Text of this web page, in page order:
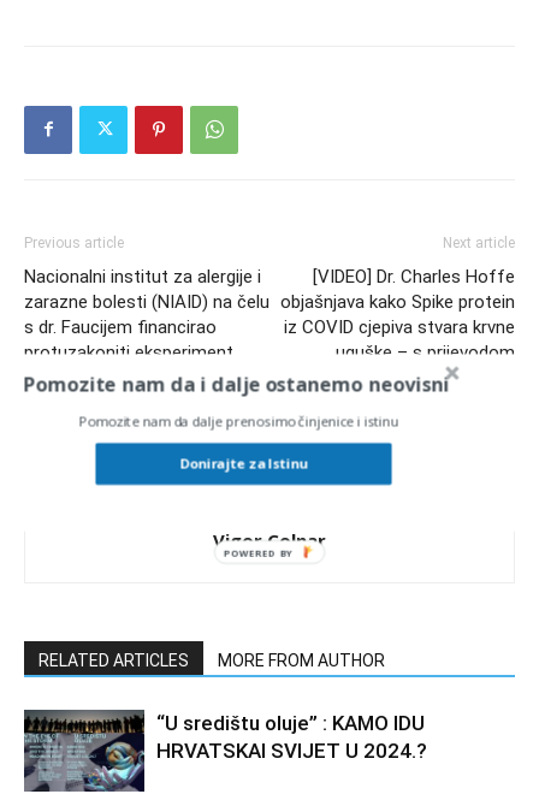
Previous article
Nacionalni institut za alergije i
zarazne bolesti (NIAID) na čelu
s dr. Faucijem financirao
protuzakoniti eksperiment
presađivanja skalpova
laboratorijske štakore?
Next article
[VIDEO] Dr. Charles Hoffe
objašnjava kako Spike protein
iz COVID cjepiva stvara krvne
uguške – s prijevodom
Vigor Colnar
RELATED ARTICLES MORE FROM AUTHOR
“U središtu oluje” : KAMO IDU
HRVATSKAI SVIJET U 2024.?
Pomozite nam da i dalje ostanemo neovisni
Pomozite nam da dalje prenosimo činjenice i istinu
Donirajte za Istinu